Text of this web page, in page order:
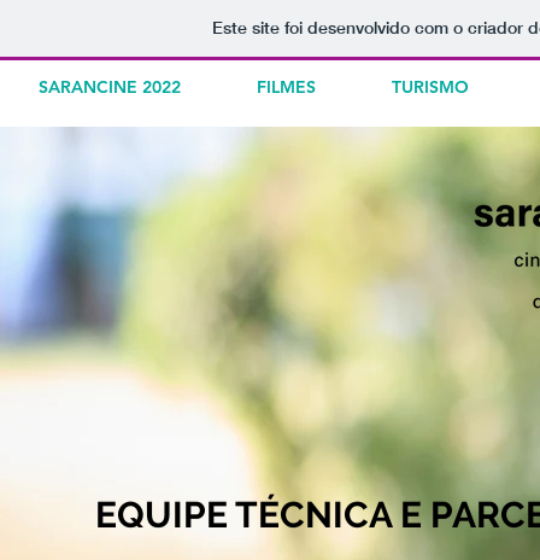
Este site foi desenvolvido com o criador
SARANCINE 2022 FILMES TURISMO
EQUIPE TÉCNICA E